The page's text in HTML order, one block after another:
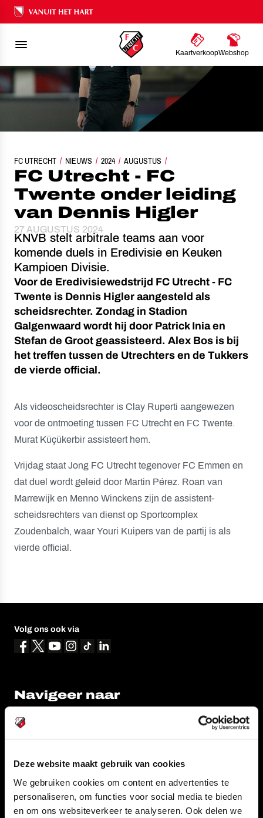
Deze website maakt gebruik van cookies
We gebruiken cookies om content en advertenties te
personaliseren, om functies voor social media te bieden
en om ons websiteverkeer te analyseren. Ook delen we
Ons nalatenschap
KaartverkoopWebshop
FC UTRECHT NIEUWS 2024 AUGUSTUS
FC UTRECHT - FC TWENTE ONDER LEIDING VAN DENNIS
FC Utrecht - FC
Twente onder leiding
van Dennis Higler
27 AUGUSTUS 2024
KNVB stelt arbitrale teams aan voor
komende duels in Eredivisie en Keuken
Kampioen Divisie.
Voor de Eredivisiewedstrijd FC Utrecht - FC
Twente is Dennis Higler aangesteld als
scheidsrechter. Zondag in Stadion
Galgenwaard wordt hij door Patrick Inia en
Stefan de Groot geassisteerd. Alex Bos is bij
het treffen tussen de Utrechters en de Tukkers
de vierde official.
Als videoscheidsrechter is Clay Ruperti aangewezen
voor de ontmoeting tussen FC Utrecht en FC Twente.
Murat Küçükerbir assisteert hem.
Vrijdag staat Jong FC Utrecht tegenover FC Emmen en
dat duel wordt geleid door Martin Pérez. Roan van
Marrewijk en Menno Winckens zijn de assistent-
scheidsrechters van dienst op Sportcomplex
Zoudenbalch, waar Youri Kuipers van de partij is als
vierde official.
Volg ons ook via
Navigeer naar
CLUB
TEAMS
STADION
SUPPORTERS
KAARTVERKOOP
BUSINESS